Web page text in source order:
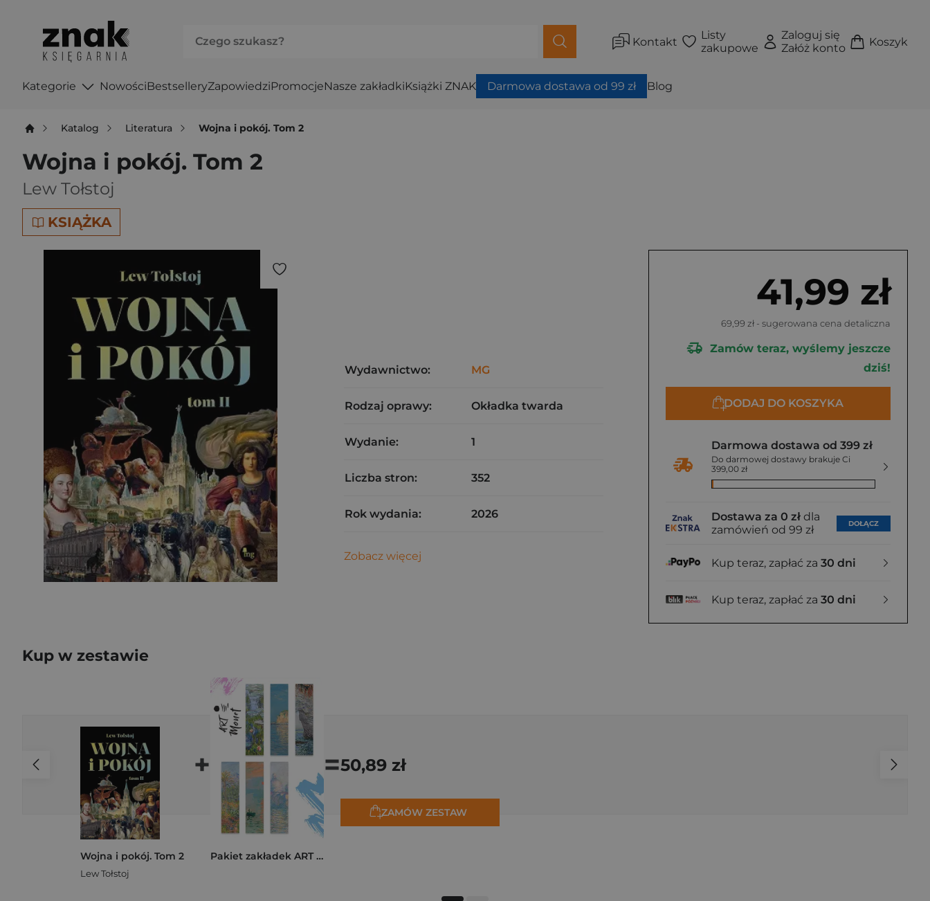
Kontakt
Listy
zakupowe
Zaloguj się
Załóż konto
Koszyk
Kategorie NowościBestselleryZapowiedziPromocjeNasze zakładkiKsiążki ZNAK Darmowa dostawa od 99 zł Blog
Katalog Literatura Wojna i pokój. Tom 2
Wojna i pokój. Tom 2
Lew Tołstoj
KSIĄŻKA
41,99 zł
69,99 zł - sugerowana cena detaliczna
Zamów teraz, wyślemy jeszcze
dziś!
DODAJ DO KOSZYKA
Darmowa dostawa od 399 zł
Do darmowej dostawy brakuje Ci
399,00 zł
Dostawa za 0 zł dla
zamówień od 99 zł
DOŁĄCZ
Kup teraz, zapłać za 30 dni
Kup teraz, zapłać za 30 dni
Wydawnictwo: MG
Rodzaj oprawy: Okładka twarda
Wydanie: 1
Liczba stron: 352
Rok wydania: 2026
Zobacz więcej
Kup w zestawie
Wojna i pokój. Tom 2
Lew Tołstoj
+
Pakiet zakładek ART Monet
=50,89 zł
ZAMÓW ZESTAW